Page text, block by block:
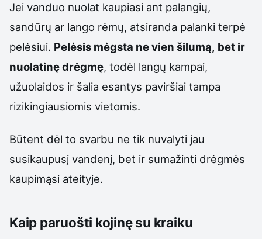
Jei vanduo nuolat kaupiasi ant palangių,
sandūrų ar lango rėmų, atsiranda palanki terpė
pelėsiui. Pelėsis mėgsta ne vien šilumą, bet ir
nuolatinę drėgmę, todėl langų kampai,
užuolaidos ir šalia esantys paviršiai tampa
rizikingiausiomis vietomis.
Būtent dėl to svarbu ne tik nuvalyti jau
susikaupusį vandenį, bet ir sumažinti drėgmės
kaupimąsi ateityje.
Kaip paruošti kojinę su kraiku